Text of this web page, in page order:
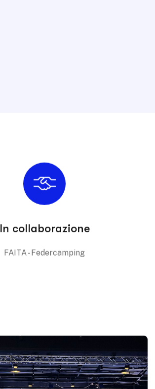
In collaborazione
FAITA - Federcamping